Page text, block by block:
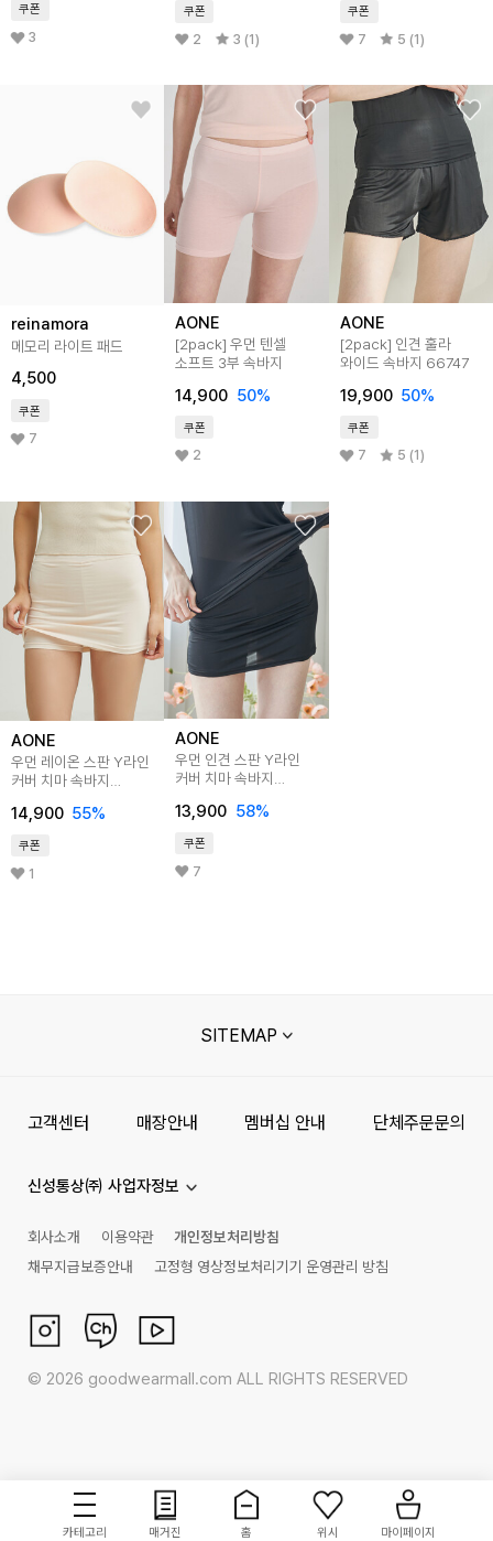
쿠폰
3
쿠폰
2 3 (1)
쿠폰
7 5 (1)
reinamora
메모리 라이트 패드
4,500
쿠폰
7
AONE
[2pack] 우먼 텐셀
소프트 3부 속바지
14,900 50%
쿠폰
2
AONE
[2pack] 인견 훌라
와이드 속바지 66747
19,900 50%
쿠폰
7 5 (1)
AONE
우먼 레이온 스판 Y라인
커버 치마 속바지
14,900 55%
쿠폰
1
AONE
우먼 인견 스판 Y라인
커버 치마 속바지
13,900 58%
쿠폰
7
카테고리 매거진 홈 위시 마이페이지
SITEMAP
고객센터 매장안내 멤버십 안내 단체주문문의
신성통상㈜ 사업자정보
회사소개 이용약관
개인정보처리방침
채무지급보증안내
고정형 영상정보처리기기 운영관리 방침
© 2026 goodwearmall.com ALL RIGHTS RESERVED